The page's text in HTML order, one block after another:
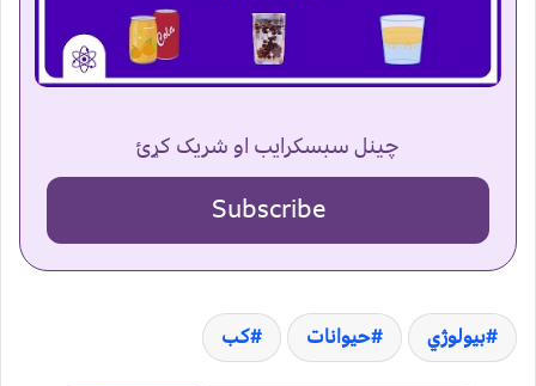
چینل سبسکرایب او شریک کړئ
Subscribe
بیولوژي حیوانات کب